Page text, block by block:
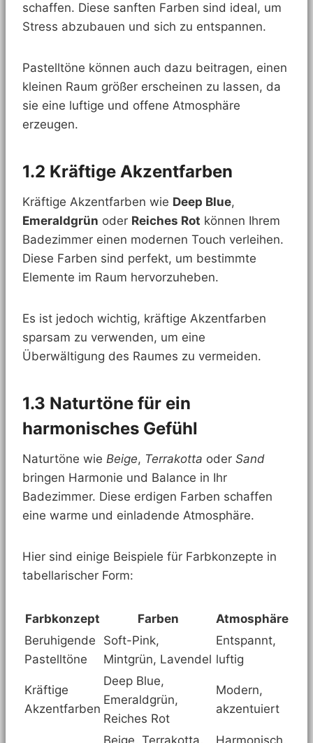
schaffen. Diese sanften Farben sind ideal, um
Stress abzubauen und sich zu entspannen.
Pastelltöne können auch dazu beitragen, einen
kleinen Raum größer erscheinen zu lassen, da
sie eine luftige und offene Atmosphäre
erzeugen.
1.2 Kräftige Akzentfarben
Kräftige Akzentfarben wie Deep Blue,
Emeraldgrün oder Reiches Rot können Ihrem
Badezimmer einen modernen Touch verleihen.
Diese Farben sind perfekt, um bestimmte
Elemente im Raum hervorzuheben.
Es ist jedoch wichtig, kräftige Akzentfarben
sparsam zu verwenden, um eine
Überwältigung des Raumes zu vermeiden.
1.3 Naturtöne für ein
harmonisches Gefühl
Naturtöne wie Beige, Terrakotta oder Sand
bringen Harmonie und Balance in Ihr
Badezimmer. Diese erdigen Farben schaffen
eine warme und einladende Atmosphäre.
Hier sind einige Beispiele für Farbkonzepte in
tabellarischer Form:
Farbkonzept Farben
Atmosphäre
Beruhigende
Pastelltöne
Soft-Pink,
Mintgrün, Lavendel
Entspannt,
luftig
Kräftige
Akzentfarben
Deep Blue,
Emeraldgrün,
Reiches Rot
Modern,
akzentuiert